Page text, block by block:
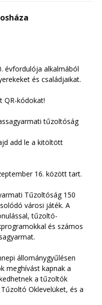
évfordulója alkalmából
és családjaikat.
QR-kódokat!
tűzoltóság
add le a kitöltött
16. között tart.
Tűzoltóság 150
városi játék. A
tűzoltó-
és számos
állománygyűlésen
meghívást kapnak a
a tűzoltók
Oklevelüket, és a